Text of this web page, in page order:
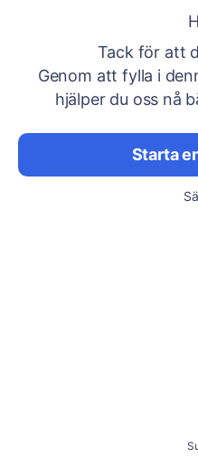
Tack för att
Genom att fylla i
hjälper du oss nå
Starta